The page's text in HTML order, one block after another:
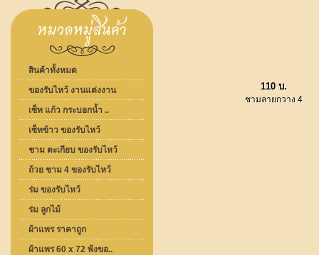
สินค้าทั้งหมด
ของรับไหว้ งานแต่งงาน
เซ็ท แก้ว กระบอกน้ำ ..
เซ็ทข้าว ของรับไหว้
ชาม ตะเกียบ ของรับไหว้
ถ้วย ชาม 4 ของรับไหว้
ร่ม ของรับไหว้
ร่ม ลูกไม้
ผ้าแพร ราคาถูก
ผ้าแพร 60 x 72 พ้งขอ..
110 บ.
ชามลายกวาง 4